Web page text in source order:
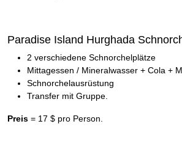
Paradise Island Hurghada
2 verschiedene Schnorchelplätze
Mittagessen / Mineralwasser + Cola +
Schnorchelausrüstung
Transfer mit Gruppe.
Preis = 17 $ pro Person.